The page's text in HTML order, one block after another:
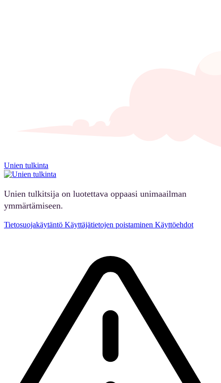
Unien tulkinta
Unien tulkitsija on luotettava oppaasi unimaailman
ymmärtämiseen.
Tietosuojakäytäntö Käyttäjätietojen poistaminen Käyttöehdot